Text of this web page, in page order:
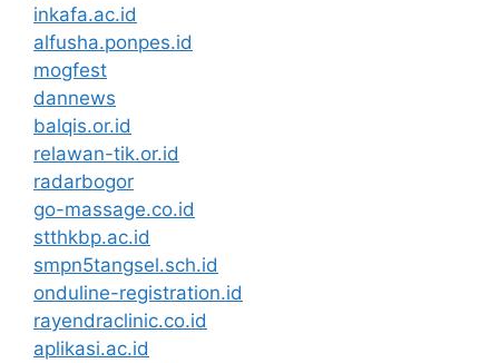
inkafa.ac.id
alfusha.ponpes.id
mogfest
dannews
balqis.or.id
relawan-tik.or.id
radarbogor
go-massage.co.id
stthkbp.ac.id
smpn5tangsel.sch.id
onduline-registration.id
rayendraclinic.co.id
aplikasi.ac.id